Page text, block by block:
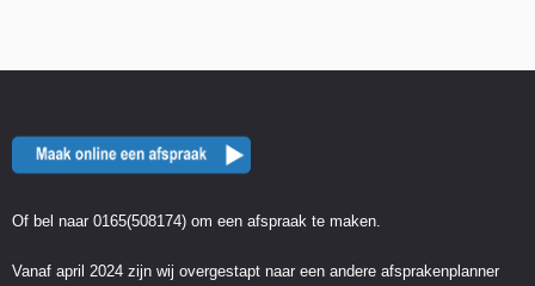
Of bel naar 0165(508174) om een afspraak te maken.
Vanaf april 2024 zijn wij overgestapt naar een andere afsprakenplanner